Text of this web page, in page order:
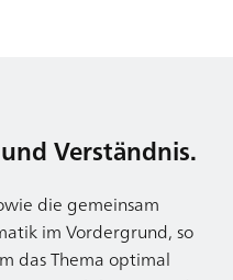
Verständnis.
die gemeinsam
im Vordergrund, so
das Thema optimal